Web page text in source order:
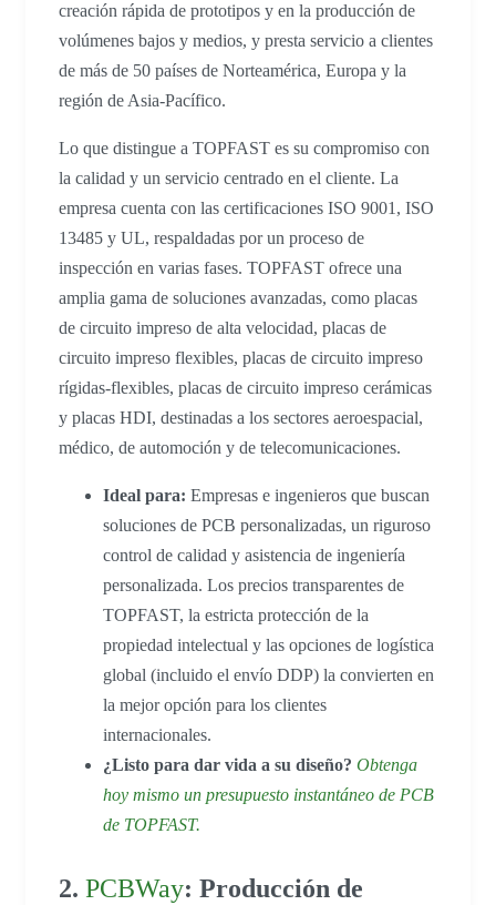
creación rápida de prototipos y en la producción de
volúmenes bajos y medios, y presta servicio a clientes
de más de 50 países de Norteamérica, Europa y la
región de Asia-Pacífico.
Lo que distingue a TOPFAST es su compromiso con
la calidad y un servicio centrado en el cliente. La
empresa cuenta con las certificaciones ISO 9001, ISO
13485 y UL, respaldadas por un proceso de
inspección en varias fases. TOPFAST ofrece una
amplia gama de soluciones avanzadas, como placas
de circuito impreso de alta velocidad, placas de
circuito impreso flexibles, placas de circuito impreso
rígidas-flexibles, placas de circuito impreso cerámicas
y placas HDI, destinadas a los sectores aeroespacial,
médico, de automoción y de telecomunicaciones.
Ideal para: Empresas e ingenieros que buscan
soluciones de PCB personalizadas, un riguroso
control de calidad y asistencia de ingeniería
personalizada. Los precios transparentes de
TOPFAST, la estricta protección de la
propiedad intelectual y las opciones de logística
global (incluido el envío DDP) la convierten en
la mejor opción para los clientes
internacionales.
¿Listo para dar vida a su diseño? Obtenga
hoy mismo un presupuesto instantáneo de PCB
de TOPFAST.
2. PCBWay: Producción de